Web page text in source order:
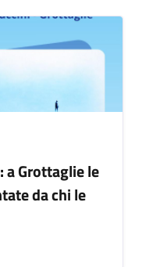
a Grottaglie le
da chi le